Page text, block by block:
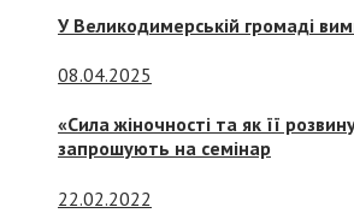
У Великодимерській громаді
08.04.2025
«Сила жіночності та як її
запрошують на семінар
22.02.2022